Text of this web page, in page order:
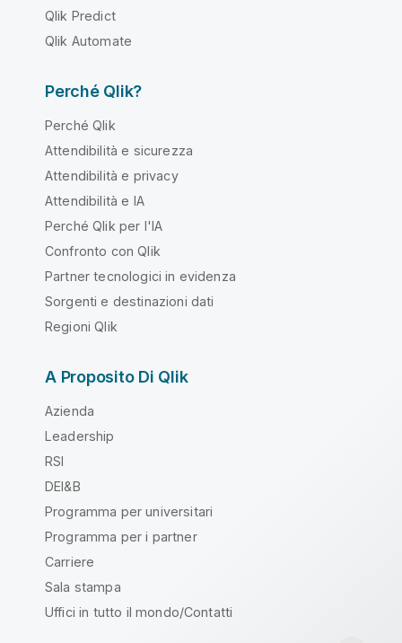
Qlik Predict
Qlik Automate
Perché Qlik?
Perché Qlik
Attendibilità e sicurezza
Attendibilità e privacy
Attendibilità e IA
Perché Qlik per l'IA
Confronto con Qlik
Partner tecnologici in evidenza
Sorgenti e destinazioni dati
Regioni Qlik
A Proposito Di Qlik
Azienda
Leadership
RSI
DEI&B
Programma per universitari
Programma per i partner
Carriere
Sala stampa
Uffici in tutto il mondo/Contatti